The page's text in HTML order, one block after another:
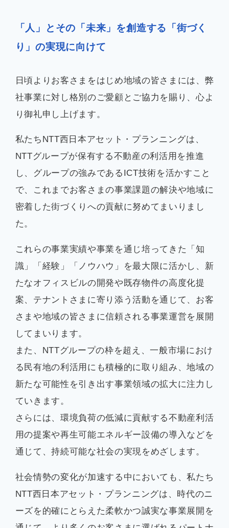
「人」とその「未来」を創造する「街づく
り」の実現に向けて
日頃よりお客さまをはじめ地域の皆さまには、弊
社事業に対し格別のご愛顧とご協力を賜り、心よ
り御礼申し上げます。
私たちNTT西日本アセット・プランニングは、
NTTグループが保有する不動産の利活用を推進
し、グループの強みであるICT技術を活かすこと
で、これまでお客さまの事業課題の解決や地域に
密着した街づくりへの貢献に努めてまいりまし
た。
これらの事業実績や事業を通じ培ってきた「知
識」「経験」「ノウハウ」を最大限に活かし、新
たなオフィスビルの開発や既存物件の高度化提
案、テナントさまに寄り添う活動を通じて、お客
さまや地域の皆さまに信頼される事業運営を展開
してまいります。
また、NTTグループの枠を超え、一般市場におけ
る民有地の利活用にも積極的に取り組み、地域の
新たな可能性を引き出す事業領域の拡大に注力し
ていきます。
さらには、環境負荷の低減に貢献する不動産利活
用の提案や再生可能エネルギー設備の導入などを
通じて、持続可能な社会の実現をめざします。
社会情勢の変化が加速する中においても、私たち
NTT西日本アセット・プランニングは、時代のニ
ーズを的確にとらえた柔軟かつ誠実な事業展開を